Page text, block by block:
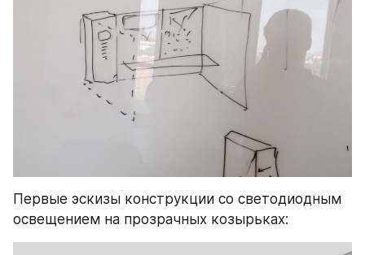
Первые эскизы конструкции со светодиодным
освещением на прозрачных козырьках: